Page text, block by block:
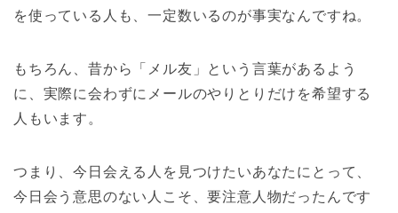
を使っている人も、一定数いるのが事実なんですね。
もちろん、昔から「メル友」という言葉があるよう
に、実際に会わずにメールのやりとりだけを希望する
人もいます。
つまり、今日会える人を見つけたいあなたにとって、
今日会う意思のない人こそ、要注意人物だったんです